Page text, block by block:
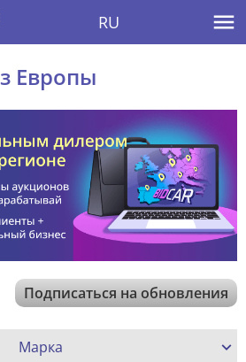
RU
Европы
Подписаться на обновления
Марка